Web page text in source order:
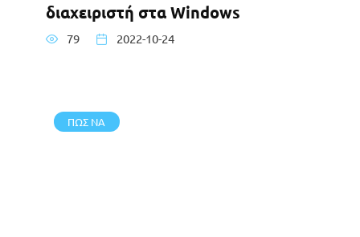
διαχειριστή στα Windows
79 2022-10-24
ΠΩΣ ΝΑ